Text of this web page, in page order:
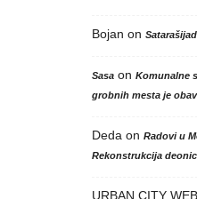
Bojan on
Sasaon Komunalne
grobnih mesta je
Deda on Radovi u
Rekonstrukcija
URBAN CITY